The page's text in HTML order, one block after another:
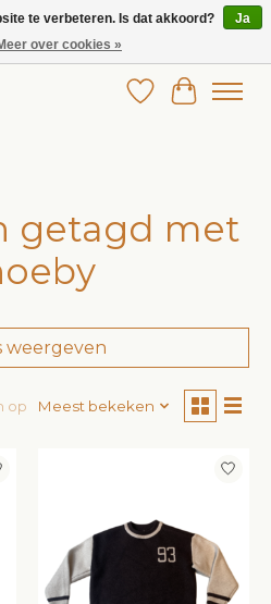
kinderkleding!
Verlanglijst
getagd met
weergeven
op Meest bekeken
te verbeteren. Is dat akkoord?
Ja
over cookies »